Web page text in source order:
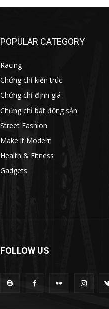
POPULAR CATEGORY
Racing
Chứng chỉ kiến trúc
Chứng chỉ định giá
Chứng chỉ bất động sản
Street Fashion
Make it Modern
Health & Fitness
Gadgets
FOLLOW US